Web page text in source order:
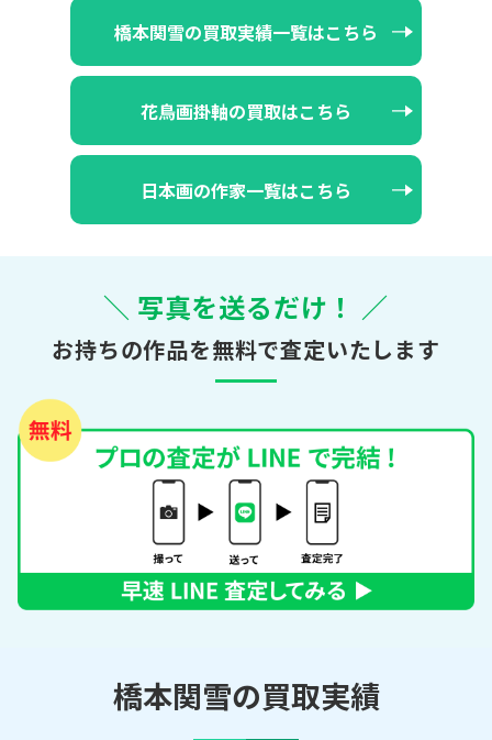
橋本関雪の買取実績一覧はこちら
花鳥画掛軸の買取はこちら
日本画の作家一覧はこちら
＼ 写真を送るだけ！ ／
お持ちの作品を無料で査定いたします
橋本関雪の買取実績